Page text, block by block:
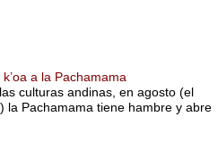
a la Pachamama
culturas andinas, en agosto (el
la Pachamama tiene hambre y abre